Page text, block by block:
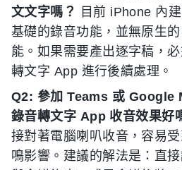
文文字嗎？
目前 iPhone 內
基礎的錄音功能，並無原生
能。如果需要產出逐字稿，
轉文字 App 進行後續處理。
Q2: 參加 Teams 或 Google
錄音轉文字 App 收音效果好
接對著電腦喇叭收音，容易
鳴影響。建議的解法是：直